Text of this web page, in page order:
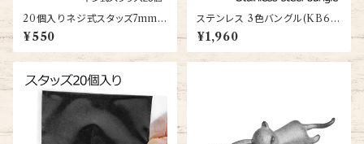
20個入りネジ式スタッズ7mm×
13mmスパイク(STUDSPART
S-SPIKE7-13mm)
¥550
ステンレス 3色バングル(KB63
148-LO-SGR)
¥1,960